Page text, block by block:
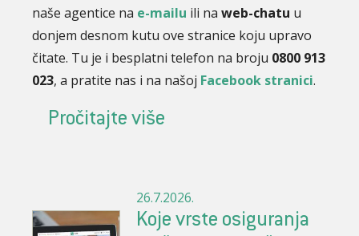
naše agentice na e-mailu ili na web-chatu u
donjem desnom kutu ove stranice koju upravo
čitate. Tu je i besplatni telefon na broju 0800 913
023, a pratite nas i na našoj Facebook stranici.
Pročitajte više
26.7.2026.
Koje vrste osiguranja